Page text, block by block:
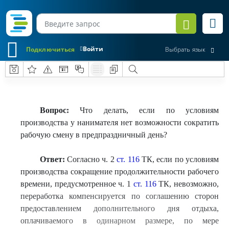
Войти
Подключиться Выбрать язык
Вопрос: Что делать, если по условиям
производства у нанимателя нет возможности сократить
рабочую смену в предпраздничный день?
Ответ: Согласно ч. 2ст. 116ТК, если по условиям
производства сокращение продолжительности рабочего
времени, предусмотренное ч. 1 ст. 116ТК, невозможно,
переработка компенсируется по соглашению сторон
предоставлением дополнительного дня отдыха,
оплачиваемого в одинарном размере, по мере